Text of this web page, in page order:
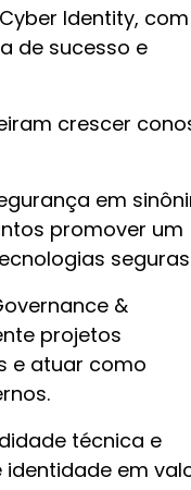
Identity, com
de sucesso e
crescer
em
promover um
&
projetos
e atuar como
técnica e
em